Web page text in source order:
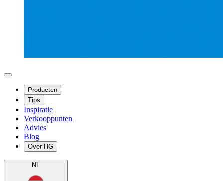
Producten
Tips
Inspiratie
Verkooppunten
Advies
Blog
Over HG
NL